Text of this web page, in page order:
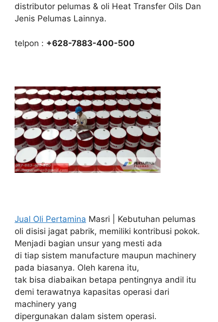
distributor pelumas & oli Heat Transfer Oils Dan
Jenis Pelumas Lainnya.
telpon : +628-7883-400-500
Jual Oli Pertamina Masri | Kebutuhan pelumas
oli disisi jagat pabrik, memiliki kontribusi pokok.
Menjadi bagian unsur yang mesti ada
di tiap sistem manufacture maupun machinery
pada biasanya. Oleh karena itu,
tak bisa diabaikan betapa pentingnya andil itu
demi terawatnya kapasitas operasi dari
machinery yang
dipergunakan dalam sistem operasi.